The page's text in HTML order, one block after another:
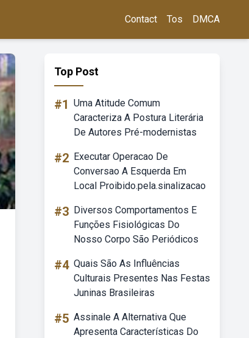
Contact Tos DMCA
Top Post
#1 Uma Atitude Comum
Caracteriza A Postura Literária
De Autores Pré-modernistas
#2 Executar Operacao De
Conversao A Esquerda Em
Local Proibido.pela.sinalizacao
#3 Diversos Comportamentos E
Funções Fisiológicas Do
Nosso Corpo São Periódicos
#4 Quais São As Influências
Culturais Presentes Nas Festas
Juninas Brasileiras
#5 Assinale A Alternativa Que
Apresenta Características Do